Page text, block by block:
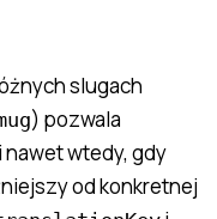
slugach
) pozwala
wtedy, gdy
od konkretnej